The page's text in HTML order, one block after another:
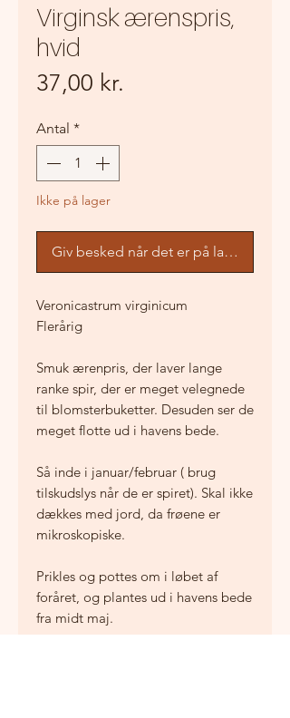
Virginsk ærenspris,
hvid
37,00 kr.
Antal *
Ikke på lager
Giv besked når det er på lager
Veronicastrum virginicum
Flerårig
Smuk ærenpris, der laver lange
ranke spir, der er meget velegnede
til blomsterbuketter. Desuden ser de
meget flotte ud i havens bede.
Så inde i januar/februar ( brug
tilskudslys når de er spiret). Skal ikke
dækkes med jord, da frøene er
mikroskopiske.
Prikles og pottes om i løbet af
foråret, og plantes ud i havens bede
fra midt maj.